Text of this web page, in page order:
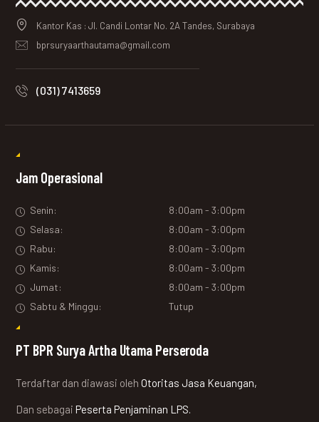
Kantor Kas : Jl. Candi Lontar No. 2A Tandes, Surabaya
bprsuryaarthautama@gmail.com
(031) 7413659
Jam Operasional
Senin:
8:00am - 3:00pm
Selasa:
8:00am - 3:00pm
Rabu:
8:00am - 3:00pm
Kamis:
8:00am - 3:00pm
Jumat:
8:00am - 3:00pm
Sabtu & Minggu:
Tutup
PT BPR Surya Artha Utama Perseroda
Terdaftar dan diawasi olehOtoritas Jasa Keuangan,
Dan sebagaiPeserta Penjaminan LPS.